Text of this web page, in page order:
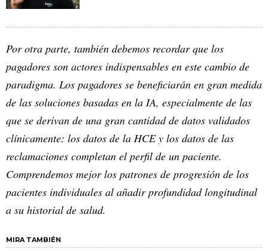
Por otra parte, también debemos recordar que los
pagadores son actores indispensables en este cambio de
paradigma. Los pagadores se beneficiarán en gran medida
de las soluciones basadas en la IA, especialmente de las
que se derivan de una gran cantidad de datos validados
clínicamente: los datos de la HCE y los datos de las
reclamaciones completan el perfil de un paciente.
Comprendemos mejor los patrones de progresión de los
pacientes individuales al añadir profundidad longitudinal
a su historial de salud.
MIRA TAMBIÉN